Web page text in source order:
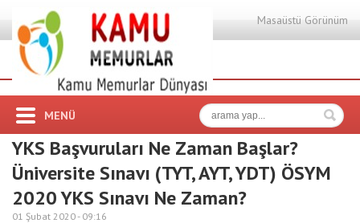
Masaüstü Görünüm
MENÜ
YKS Başvuruları Ne Zaman Başlar?
Üniversite Sınavı (TYT, AYT, YDT) ÖSYM
2020 YKS Sınavı Ne Zaman?
01 Şubat 2020 - 09:16